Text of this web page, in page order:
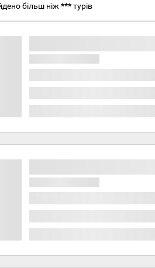
більш ніж ***турів